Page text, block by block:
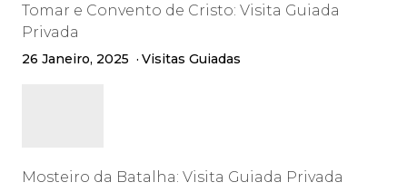
Tomar e Convento de Cristo: Visita Guiada
Privada
26 Janeiro, 2025 Visitas Guiadas
Mosteiro da Batalha: Visita Guiada Privada